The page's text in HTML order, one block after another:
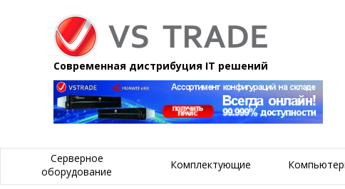
Современная дистрибуция IT решений
Серверное
оборудование
Комплектующие